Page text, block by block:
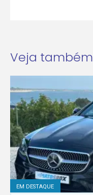
Veja também
EM DESTAQUE